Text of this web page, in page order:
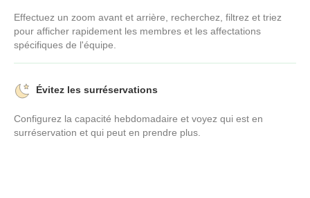
Effectuez un zoom avant et arrière, recherchez, filtrez et triez
pour afficher rapidement les membres et les affectations
spécifiques de l'équipe.
Évitez les surréservations
Configurez la capacité hebdomadaire et voyez qui est en
surréservation et qui peut en prendre plus.